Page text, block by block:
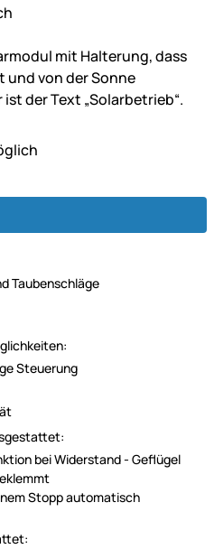
Taubenschläge
Steuerung
bei Widerstand - Geflügel
Stopp automatisch